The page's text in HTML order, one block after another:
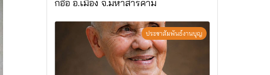
กอื๋อ อ.เมือง จ.มหาสารคาม
ประชาสัมพันธ์งานบุญ